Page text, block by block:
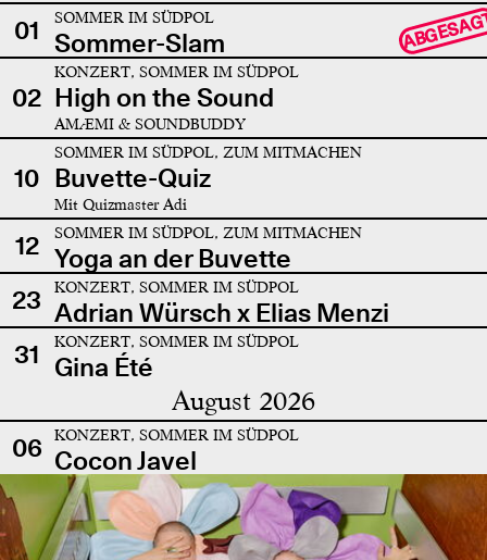
01 SOMMER IM SÜDPOL
Sommer-Slam
02
KONZERT, SOMMER IM SÜDPOL
High on the Sound
AMÆMI & SOUNDBUDDY
10
SOMMER IM SÜDPOL, ZUM MITMACHEN
Buvette-Quiz
Mit Quizmaster Adi
12 SOMMER IM SÜDPOL, ZUM MITMACHEN
Yoga an der Buvette
23
KONZERT, SOMMER IM SÜDPOL
Adrian Würsch x Elias Menzi
31
KONZERT, SOMMER IM SÜDPOL
Gina Été
August 2026
06 KONZERT, SOMMER IM SÜDPOL
Cocon Javel